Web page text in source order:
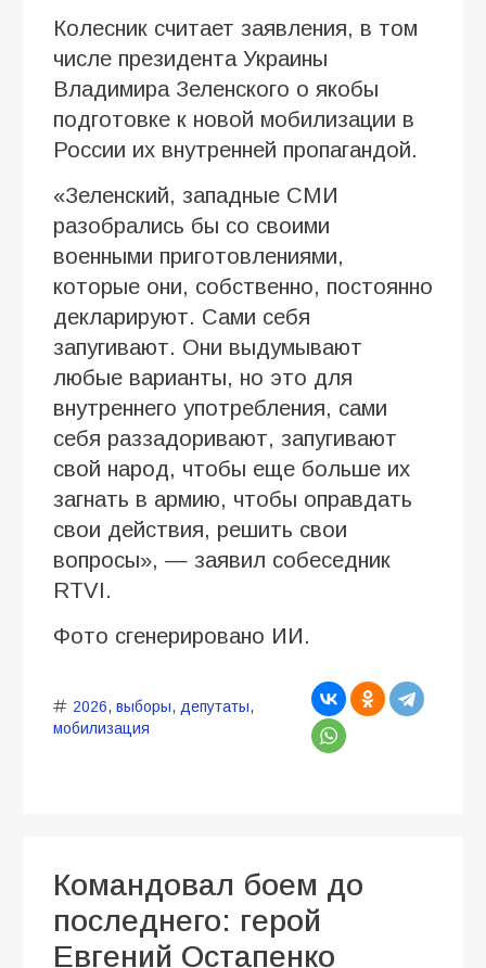
Колесник считает заявления, в том
числе президента Украины
Владимира Зеленского о якобы
подготовке к новой мобилизации в
России их внутренней пропагандой.
«Зеленский, западные СМИ
разобрались бы со своими
военными приготовлениями,
которые они, собственно, постоянно
декларируют. Сами себя
запугивают. Они выдумывают
любые варианты, но это для
внутреннего употребления, сами
себя раззадоривают, запугивают
свой народ, чтобы еще больше их
загнать в армию, чтобы оправдать
свои действия, решить свои
вопросы», — заявил собеседник
RTVI.
Фото сгенерировано ИИ.
2026, выборы, депутаты,
мобилизация
Командовал боем до
последнего: герой
Евгений Остапенко